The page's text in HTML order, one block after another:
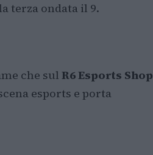
terza ondata il 9.
che sul R6 Esports Shop
esports e porta